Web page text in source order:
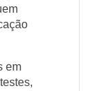
em